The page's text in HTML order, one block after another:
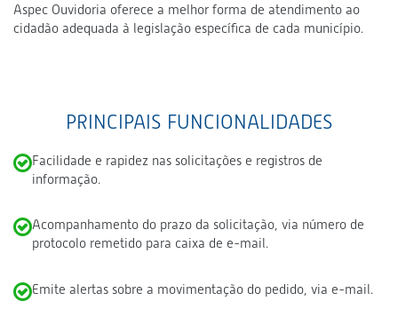
Aspec Ouvidoria oferece a melhor forma de atendimento ao
cidadão adequada à legislação específica de cada município.
PRINCIPAIS FUNCIONALIDADES
Facilidade e rapidez nas solicitações e registros de
informação.
Acompanhamento do prazo da solicitação, via número de
protocolo remetido para caixa de e-mail.
Emite alertas sobre a movimentação do pedido, via e-mail.